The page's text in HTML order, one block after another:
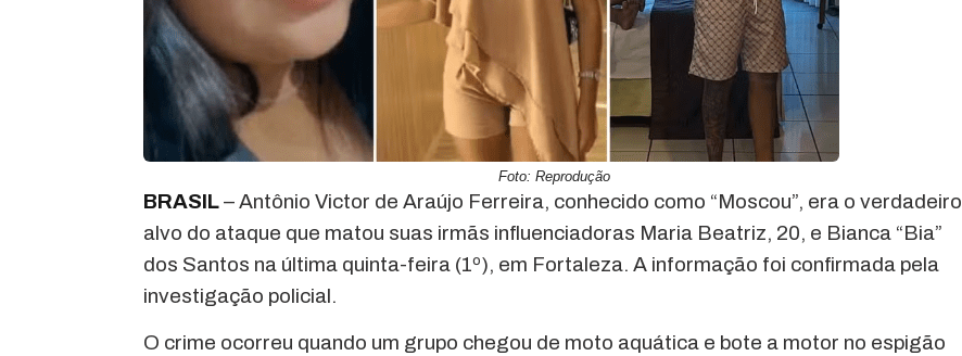
Foto: Reprodução
BRASIL– Antônio Victor de Araújo Ferreira, conhecido como “Moscou”, era o verdadeiro
alvo do ataque que matou suas irmãs influenciadoras Maria Beatriz, 20, e Bianca “Bia”
dos Santos na última quinta-feira (1º), em Fortaleza. A informação foi confirmada pela
investigação policial.
O crime ocorreu quando um grupo chegou de moto aquática e bote a motor no espigão